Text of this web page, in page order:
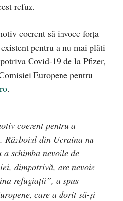
refuz.
coerent să invoce forţa
pentru a nu mai plăti
Covid-19 de la Pfizer,
Europene pentru
.
coerent pentru a
Războiul din Ucraina nu
schimba nevoile de
dimpotrivă, are nevoie
refugiaţii”, a spus
care a dorit să-și